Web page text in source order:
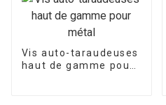
Vis auto-taraudeuses
haut de gamme pour